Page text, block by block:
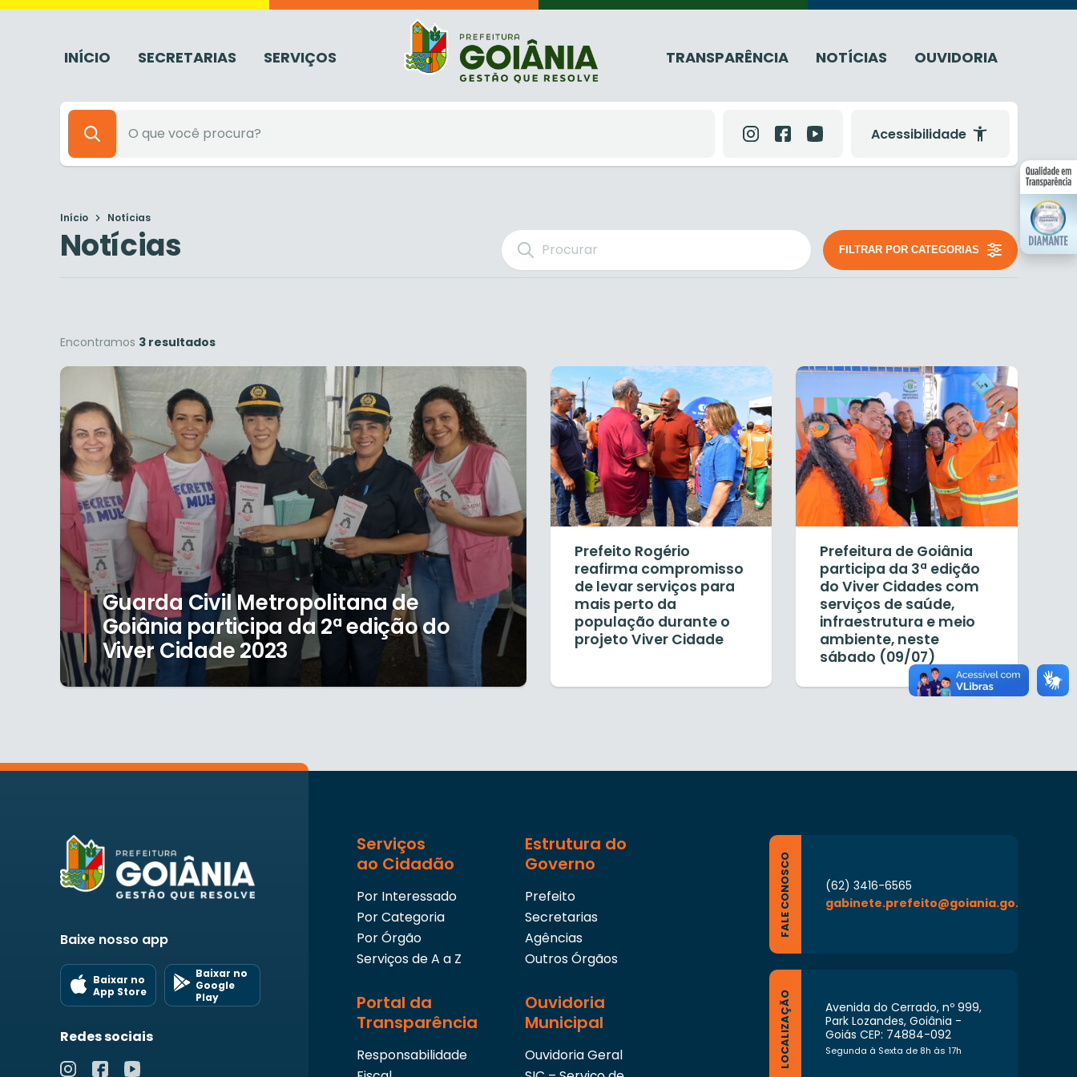
INÍCIO SECRETARIAS SERVIÇOS TRANSPARÊNCIA NOTÍCIAS OUVIDORIA
Acessibilidade
Início Notícias
Notícias FILTRAR POR CATEGORIAS
Encontramos 3 resultados
Guarda Civil Metropolitana de
Goiânia participa da 2ª edição do
Viver Cidade 2023
Prefeito Rogério
reafirma compromisso
de levar serviços para
mais perto da
população durante o
projeto Viver Cidade
Prefeitura de Goiânia
participa da 3ª edição
do Viver Cidades com
serviços de saúde,
infraestrutura e meio
ambiente, neste
sábado (09/07)
Baixe nosso app
Baixar no
App Store
Baixar no
Google
Play
Redes sociais
Serviços
ao Cidadão
Por Interessado
Por Categoria
Por Órgão
Serviços de A a Z
Estrutura do
Governo
Prefeito
Secretarias
Agências
Outros Órgãos
Portal da
Transparência
Responsabilidade
Ouvidoria
Municipal
Ouvidoria Geral
FALE CONOSCO
(62) 3416-6565
gabinete.prefeito@goiania.go.gov.br
LOCALIZAÇÃO
Avenida do Cerrado, nº 999,
Park Lozandes, Goiânia -
Goiás CEP: 74884-092
Segunda à Sexta de 8h às 17h